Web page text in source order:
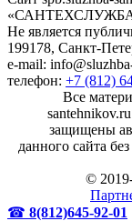
Не является
199178, Санкт-
e-mail:
телефон: +7 (812)
Все
защищены
данного сайта
©
☎ 8(812)645-92-01